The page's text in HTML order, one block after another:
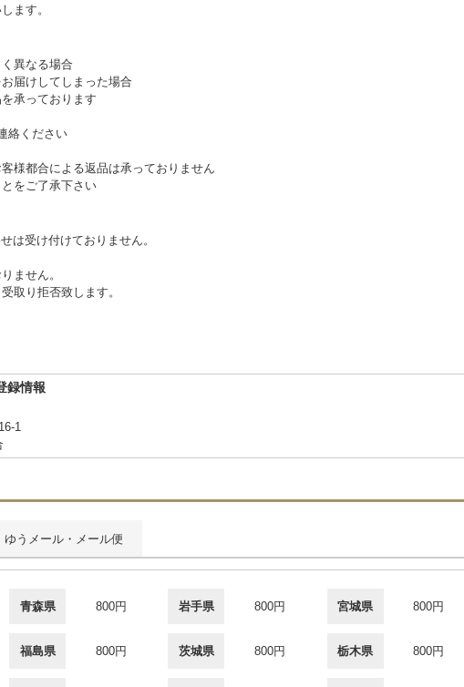
ます。
異なる場合
届けしてしまった場合
承っております
絡ください
様都合による返品は承っておりません
をご了承下さい
は受け付けておりません。
ません。
取り拒否致します。
録情報
1
ゆうメール・メール便
青森県 800円 岩手県 800円 宮城県 800円
福島県 800円 茨城県 800円 栃木県 800円